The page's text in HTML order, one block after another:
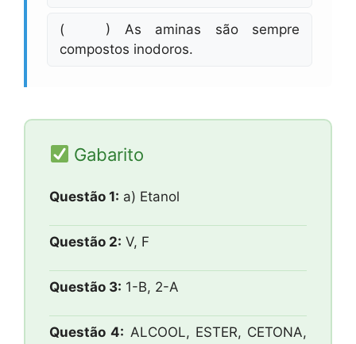
( ) As aminas são sempre
compostos inodoros.
Gabarito
Questão 1: a) Etanol
Questão 2: V, F
Questão 3: 1-B, 2-A
Questão 4: ALCOOL, ESTER, CETONA,